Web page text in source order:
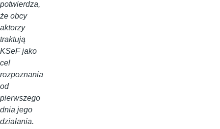
potwierdza,
że obcy
aktorzy
traktują
KSeF jako
cel
rozpoznania
od
pierwszego
dnia jego
działania.